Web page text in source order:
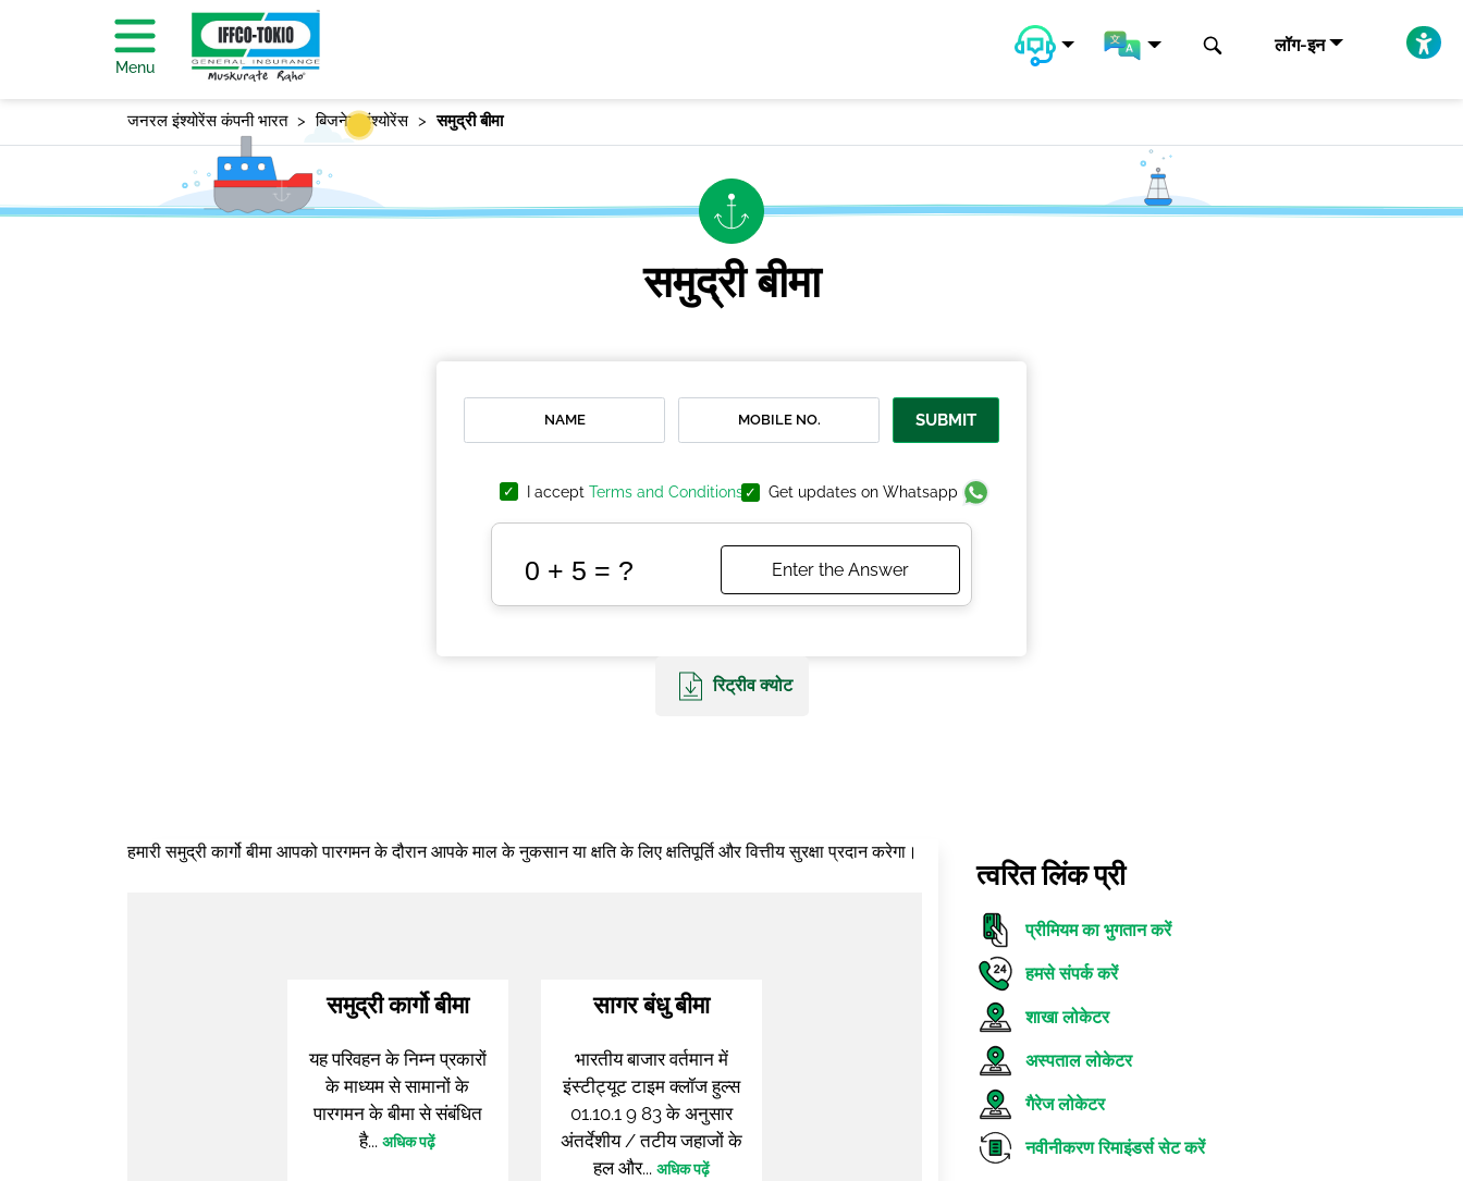
Menu
लॉग-इन
जनरल इंश्योरेंस कंपनी भारत बिजनेस इंश्योरेंस समुद्री बीमा
समुद्री बीमा
SUBMIT
I accept Terms and Conditions Get updates on Whatsapp
रिट्रीव क्योट
हमारी समुद्री कार्गो बीमा आपको पारगमन के दौरान आपके माल के नुकसान या क्षति के लिए क्षतिपूर्ति और वित्तीय सुरक्षा प्रदान करेगा।
समुद्री कार्गो बीमा
यह परिवहन के निम्न प्रकारों
के माध्यम से सामानों के
पारगमन के बीमा से संबंधित
है...अधिक पढ़ें
सागर बंधु बीमा
भारतीय बाजार वर्तमान में
इंस्टीट्यूट टाइम क्लॉज हुल्स
01.10.1 9 83 के अनुसार
अंतर्देशीय / तटीय जहाजों के
हल और...अधिक पढ़ें
त्वरित लिंक प्री
प्रीमियम का भुगतान करें
हमसे संपर्क करें
शाखा लोकेटर
अस्पताल लोकेटर
गैरेज लोकेटर
नवीनीकरण रिमाइंडर्स सेट करें